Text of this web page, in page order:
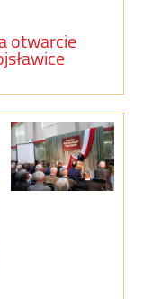
otwarcie